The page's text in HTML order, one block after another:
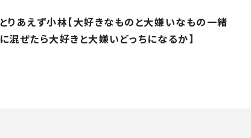
とりあえず小林【大好きなものと大嫌いなもの一緒
に混ぜたら大好きと大嫌いどっちになるか】